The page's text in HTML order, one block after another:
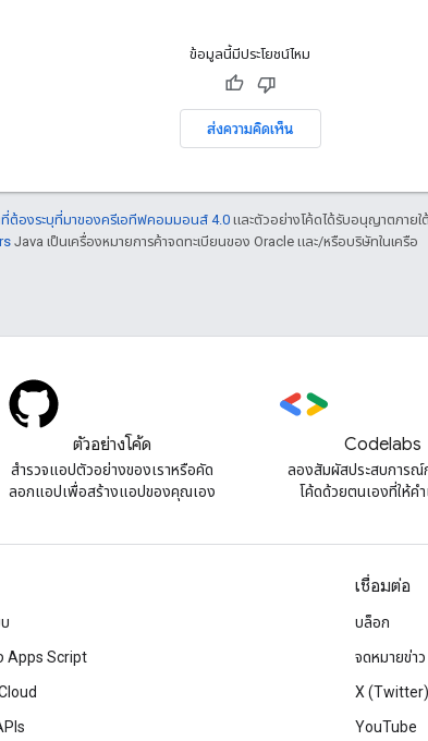
ข้อมูลนี้มีประโยชน์ไหม
ส่งความคิดเห็น
ต้องระบุที่มาของครีเอทีฟคอมมอนส์ 4.0 และตัวอย่างโค้ดได้รับอนุญาตภายใต้
Java เป็นเครื่องหมายการค้าจดทะเบียนของ Oracle และ/หรือบริษัทในเครือ
ตัวอย่างโค้ด
สํารวจแอปตัวอย่างของเราหรือคัด
ลอกแอปเพื่อสร้างแอปของคุณเอง
Codelabs
ลองสัมผัสประสบการณ์
โค้ดด้วยตนเองที่ให้คํ
Apps Script
เชื่อมต่อ
บล็อก
จดหมายข่าว
X (Twitter)
YouTube